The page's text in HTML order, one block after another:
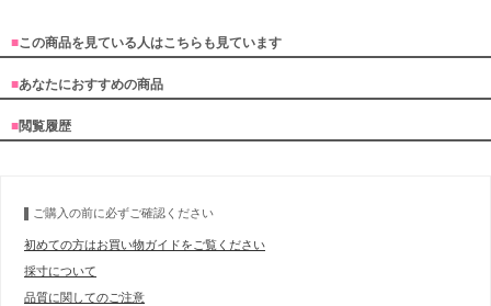
■この商品を見ている人はこちらも見ています
■あなたにおすすめの商品
■閲覧履歴
ご購入の前に必ずご確認ください
初めての方はお買い物ガイドをご覧ください
採寸について
品質に関してのご注意